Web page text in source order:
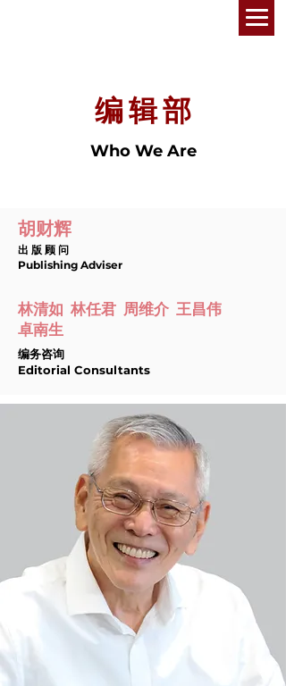
编 辑 部
Who We Are
胡财辉
出 版 顾 问
Publishing Adviser
林清如 林任君 周维介 王昌伟
卓南生
编务咨询
Editorial Consultants